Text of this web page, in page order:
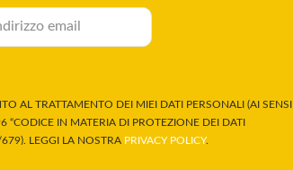
AL TRATTAMENTO DEI MIEI DATI PERSONALI (AI SENSI
“CODICE IN MATERIA DI PROTEZIONE DEI DATI
LEGGI LA NOSTRA PRIVACY POLICY.